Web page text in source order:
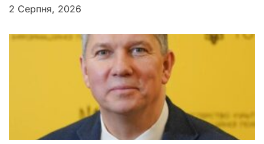
2 Серпня, 2026